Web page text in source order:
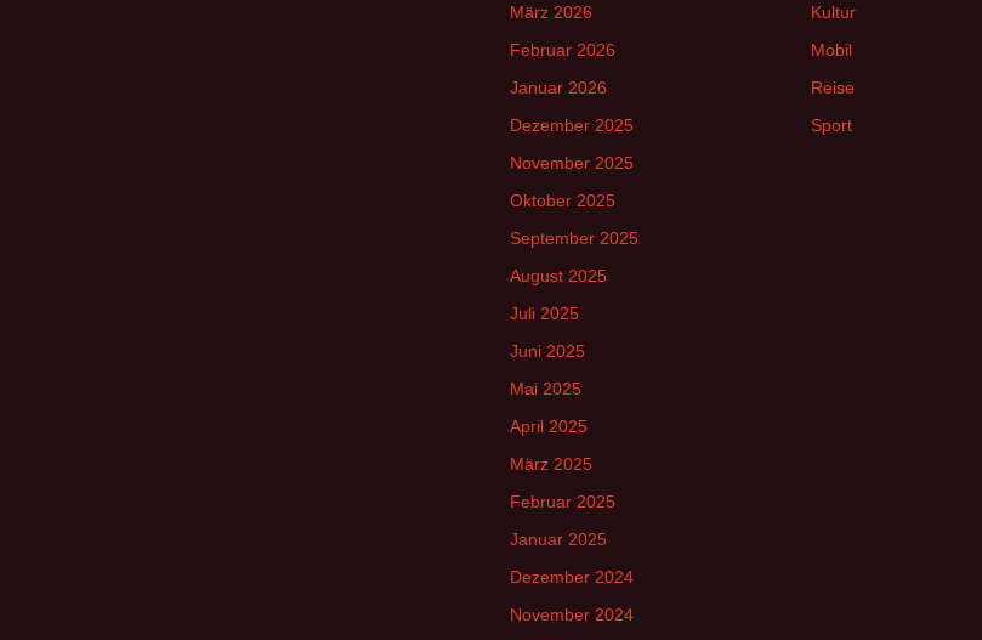
März 2026
Februar 2026
Januar 2026
Dezember 2025
November 2025
Oktober 2025
September 2025
August 2025
Juli 2025
Juni 2025
Mai 2025
April 2025
März 2025
Februar 2025
Januar 2025
Dezember 2024
November 2024
Kultur
Mobil
Reise
Sport